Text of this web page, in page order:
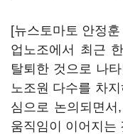
[뉴스토마토 안정
업노조에서 최근
탈퇴한 것으로 나
노조원 다수를 차
심으로 논의되면
움직임이 이어지는